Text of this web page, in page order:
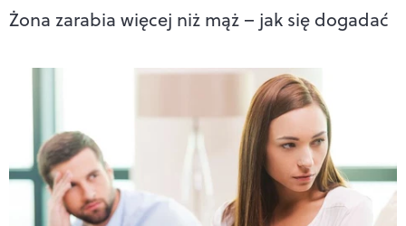
Żona zarabia więcej niż mąż – jak się dogadać